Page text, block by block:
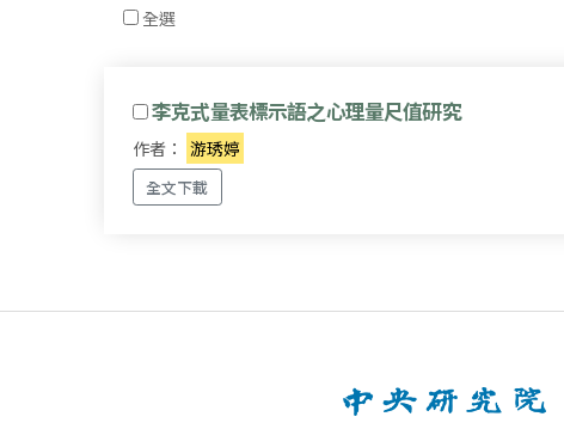
全選
李克式量表標示語之心理量尺值研究
作者： 游琇婷
全文下載